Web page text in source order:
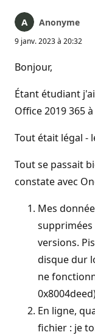
Anonyme
9 janv. 2023 à 20:32
Bonjour,
Étant étudiant
Office 2019 365
Tout était légal -
Tout se passait
constate avec
Mes
supprimées
versions.
disque dur
ne
En ligne,
fichier : je